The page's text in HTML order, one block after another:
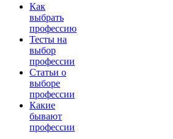
Как
выбрать
профессию
Тесты на
выбор
профессии
Статьи о
выборе
профессии
Какие
бывают
профессии